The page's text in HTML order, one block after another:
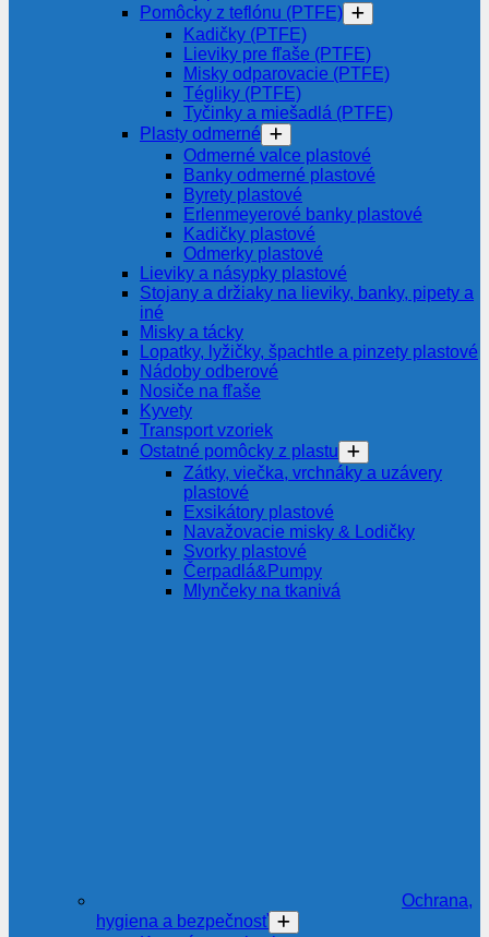
Pomôcky z teflónu (PTFE)
Kadičky (PTFE)
Lieviky pre fľaše (PTFE)
Misky odparovacie (PTFE)
Tégliky (PTFE)
Tyčinky a miešadlá (PTFE)
Plasty odmerné
Odmerné valce plastové
Banky odmerné plastové
Byrety plastové
Erlenmeyerové banky plastové
Kadičky plastové
Odmerky plastové
Lieviky a násypky plastové
Stojany a držiaky na lieviky, banky, pipety a
iné
Misky a tácky
Lopatky, lyžičky, špachtle a pinzety plastové
Nádoby odberové
Nosiče na fľaše
Kyvety
Transport vzoriek
Ostatné pomôcky z plastu
Zátky, viečka, vrchnáky a uzávery
plastové
Exsikátory plastové
Navažovacie misky & Lodičky
Svorky plastové
Čerpadlá&Pumpy
Mlynčeky na tkanivá
Ochrana,
hygiena a bezpečnosť